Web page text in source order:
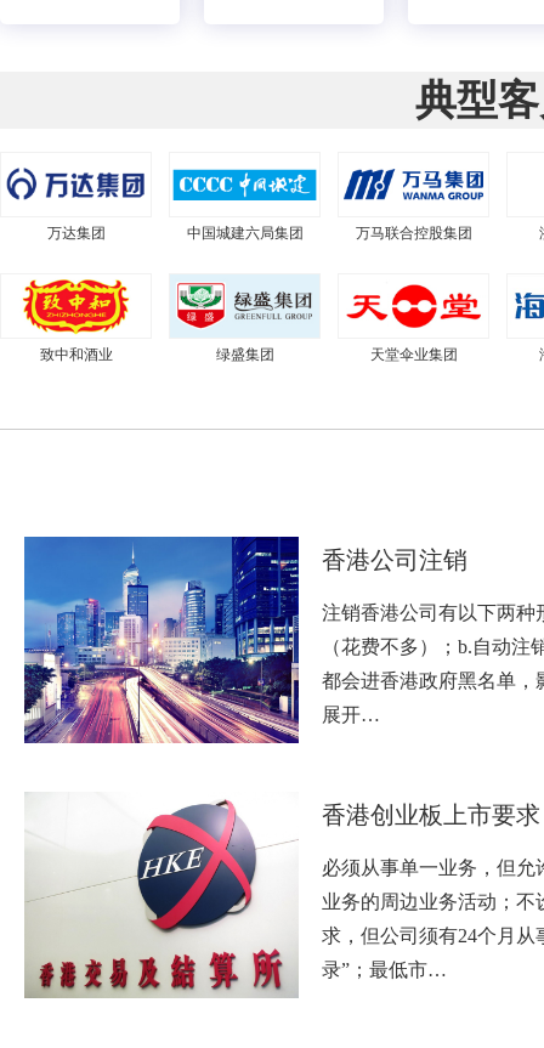
典型
万达集团 中国城建六局集团 万马联合控股集团
致中和酒业 绿盛集团 天堂伞业集团
香港公司注销
注销香港公司有以下两种
（花费不多）；b.自动注
都会进香港政府黑名单，
展开…
香港创业板上市要求
必须从事单一业务，但允
业务的周边业务活动；不
求，但公司须有24个月从
录”；最低市…